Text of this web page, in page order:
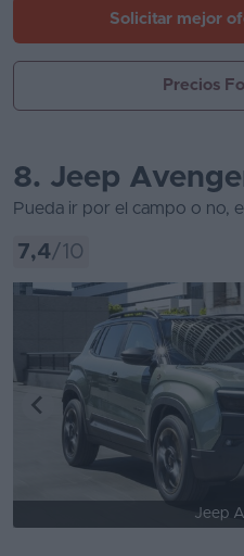
Solicitar mejor
Precios
8. Jeep
Pueda ir por el campo o no,
7,4/10
Jeep